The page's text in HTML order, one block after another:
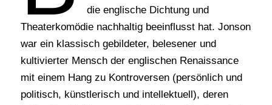
die englische Dichtung und
Theaterkomödie nachhaltig beeinflusst hat. Jonson
war ein klassisch gebildeter, belesener und
kultivierter Mensch der englischen Renaissance
mit einem Hang zu Kontroversen (persönlich und
politisch, künstlerisch und intellektuell), deren